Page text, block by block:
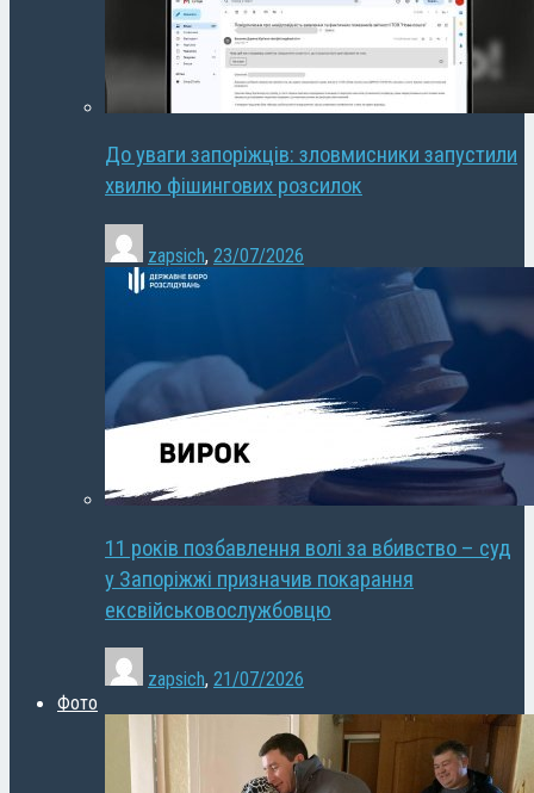
До уваги запоріжців: зловмисники запустили
хвилю фішингових розсилок
zapsich, 23/07/2026
11 років позбавлення волі за вбивство – суд
у Запоріжжі призначив покарання
ексвійськовослужбовцю
zapsich, 21/07/2026
Фото